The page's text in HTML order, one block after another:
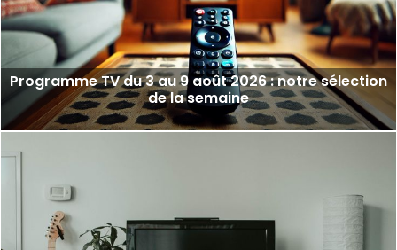
Programme TV du 3 au 9 août 2026 : notre sélection
de la semaine